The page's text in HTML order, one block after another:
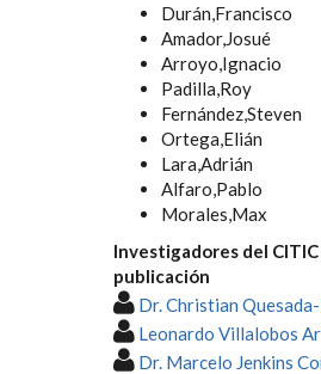
Durán,Francisco
Amador,Josué
Arroyo,Ignacio
Padilla,Roy
Fernández,Steven
Ortega,Elián
Lara,Adrián
Alfaro,Pablo
Morales,Max
Investigadores del CITIC
publicación
Dr. Christian
Leonardo Villalobos
Dr. Marcelo Jenkins